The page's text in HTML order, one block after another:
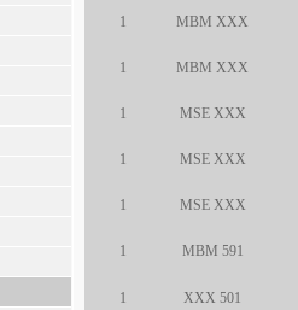
1 MBM XXX
1 MBM XXX
1 MSE XXX
1 MSE XXX
1 MSE XXX
1 MBM 591
1 XXX 501